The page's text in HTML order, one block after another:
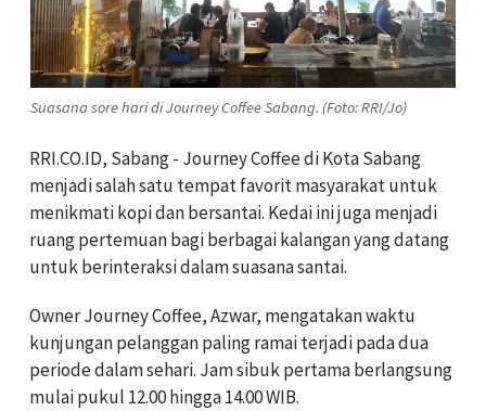
Suasana sore hari di Journey Coffee Sabang. (Foto: RRI/Jo)
RRI.CO.ID, Sabang - Journey Coffee di Kota Sabang
menjadi salah satu tempat favorit masyarakat untuk
menikmati kopi dan bersantai. Kedai ini juga menjadi
ruang pertemuan bagi berbagai kalangan yang datang
untuk berinteraksi dalam suasana santai.
Owner Journey Coffee, Azwar, mengatakan waktu
kunjungan pelanggan paling ramai terjadi pada dua
periode dalam sehari. Jam sibuk pertama berlangsung
mulai pukul 12.00 hingga 14.00 WIB.